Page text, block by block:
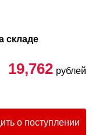
складе
19,762 рублей
о поступлении